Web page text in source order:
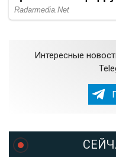
Интересные